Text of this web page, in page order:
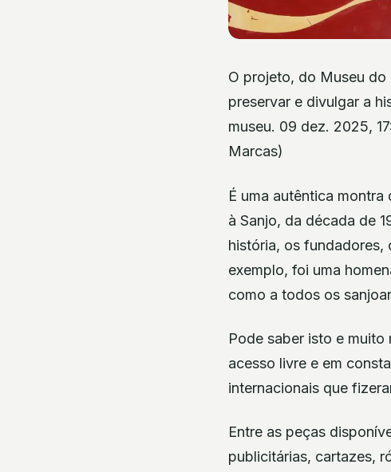
O projeto, do Museu
preservar e divulgar a
museu. 09 dez. 2025,
Marcas)
É uma autêntica
à Sanjo, da década de
história, os fundadores,
exemplo, foi uma
como a todos os
Pode saber isto e
acesso livre e em
internacionais que
Entre as peças
publicitárias, cartazes,